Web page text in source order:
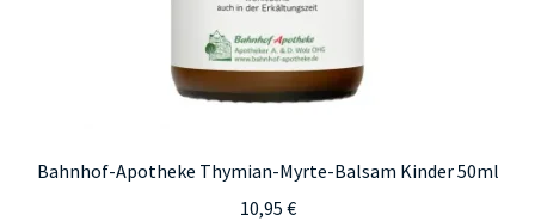
Bahnhof-Apotheke Thymian-Myrte-Balsam Kinder 50ml
10,95 €